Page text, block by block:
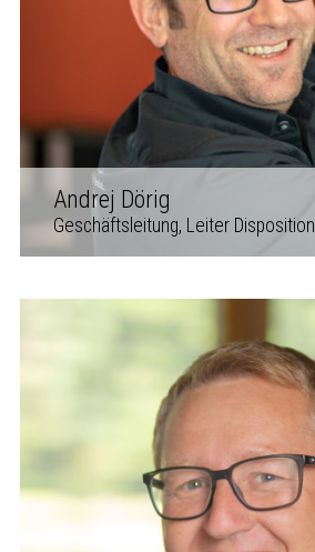
Andrej Dörig
Geschäftsleitung, Leiter Disposition